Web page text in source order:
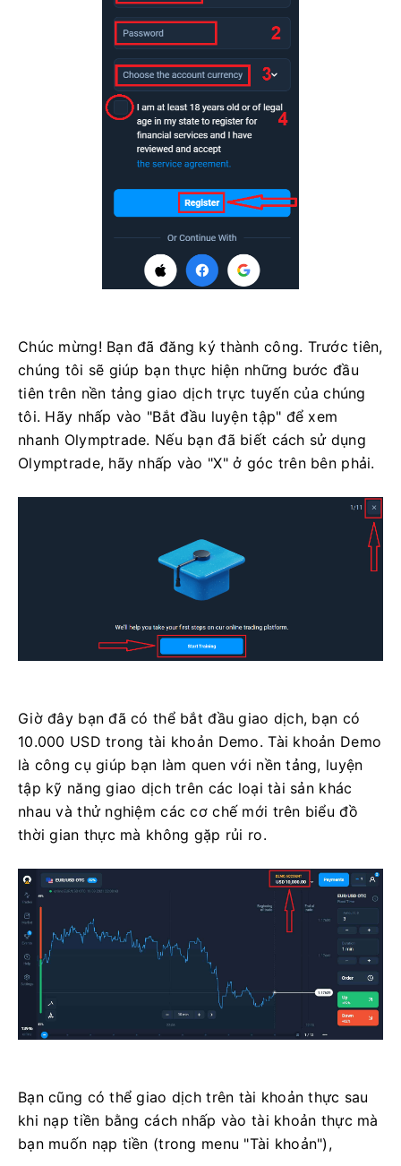
Chúc mừng! Bạn đã đăng ký thành công. Trước tiên,
chúng tôi sẽ giúp bạn thực hiện những bước đầu
tiên trên nền tảng giao dịch trực tuyến của chúng
tôi. Hãy nhấp vào "Bắt đầu luyện tập" để xem
nhanh Olymptrade. Nếu bạn đã biết cách sử dụng
Olymptrade, hãy nhấp vào "X" ở góc trên bên phải.
Giờ đây bạn đã có thể bắt đầu giao dịch, bạn có
10.000 USD trong tài khoản Demo. Tài khoản Demo
là công cụ giúp bạn làm quen với nền tảng, luyện
tập kỹ năng giao dịch trên các loại tài sản khác
nhau và thử nghiệm các cơ chế mới trên biểu đồ
thời gian thực mà không gặp rủi ro.
Bạn cũng có thể giao dịch trên tài khoản thực sau
khi nạp tiền bằng cách nhấp vào tài khoản thực mà
bạn muốn nạp tiền (trong menu "Tài khoản"),